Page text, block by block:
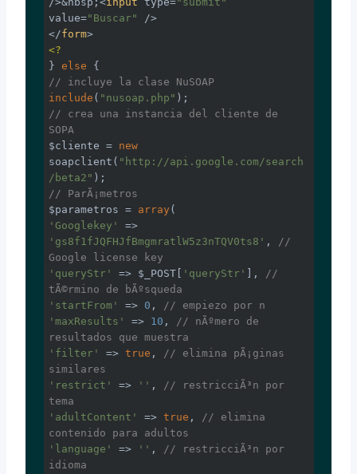
value="Buscar"
/>
</form>
<?
} else
// incluye la clase NuSOAP
include ( "nusoap.php"
// crea una instancia del cliente de
SOPA
$cliente = new
soapclient( "http://api.google.com/search
/beta2"
// ParÃ¡metros
$parametros = array
'Googlekey'
'gs8f1fJQFHJfBmgmratlW5z3nTQV0ts8' ,
//
Google license key
'queryStr'
=> $_POST[ 'queryStr' ],
//
tÃ©rmino de bÃºsqueda
'startFrom'
=> 0 ,
// empiezo por n
'maxResults'
=> 10 ,
// nÃºmero de
resultados que muestra
'filter'
=> true ,
// elimina pÃ¡ginas
similares
'restrict'
=> '' ,
// restricciÃ³n por
tema
'adultContent'
=> true ,
// elimina
contenido para adultos
'language'
=> '' ,
// restricciÃ³n por
idioma